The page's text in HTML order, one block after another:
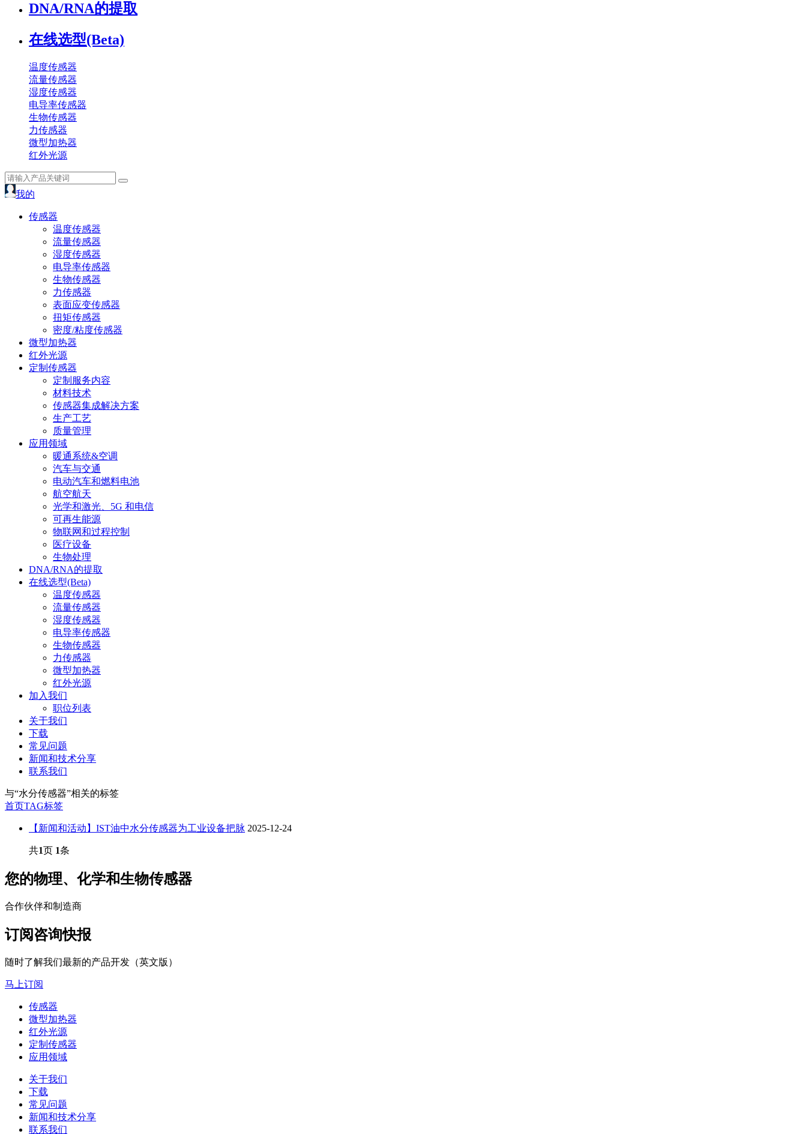
DNA/RNA的提取
在线选型(Beta)
温度传感器
流量传感器
湿度传感器
电导率传感器
生物传感器
力传感器
微型加热器
红外光源
我的
传感器
温度传感器
流量传感器
湿度传感器
电导率传感器
生物传感器
力传感器
表面应变传感器
扭矩传感器
密度/粘度传感器
微型加热器
红外光源
定制传感器
定制服务内容
材料技术
传感器集成解决方案
生产工艺
质量管理
应用领域
暖通系统&空调
汽车与交通
电动汽车和燃料电池
航空航天
光学和激光、5G 和电信
可再生能源
物联网和过程控制
医疗设备
生物处理
DNA/RNA的提取
在线选型(Beta)
温度传感器
流量传感器
湿度传感器
电导率传感器
生物传感器
力传感器
微型加热器
红外光源
加入我们
职位列表
关于我们
下载
常见问题
新闻和技术分享
联系我们
与“水分传感器”相关的标签
首页TAG标签
【新闻和活动】IST油中水分传感器为工业设备把脉 2025-12-24
共1页 1条
您的物理、化学和生物传感器
合作伙伴和制造商
订阅咨询快报
随时了解我们最新的产品开发（英文版）
马上订阅
传感器
微型加热器
红外光源
定制传感器
应用领域
关于我们
下载
常见问题
新闻和技术分享
联系我们